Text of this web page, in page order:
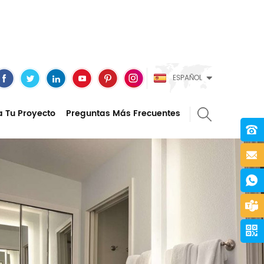
ESPAÑOL
Tu Proyecto Preguntas Más Frecuentes